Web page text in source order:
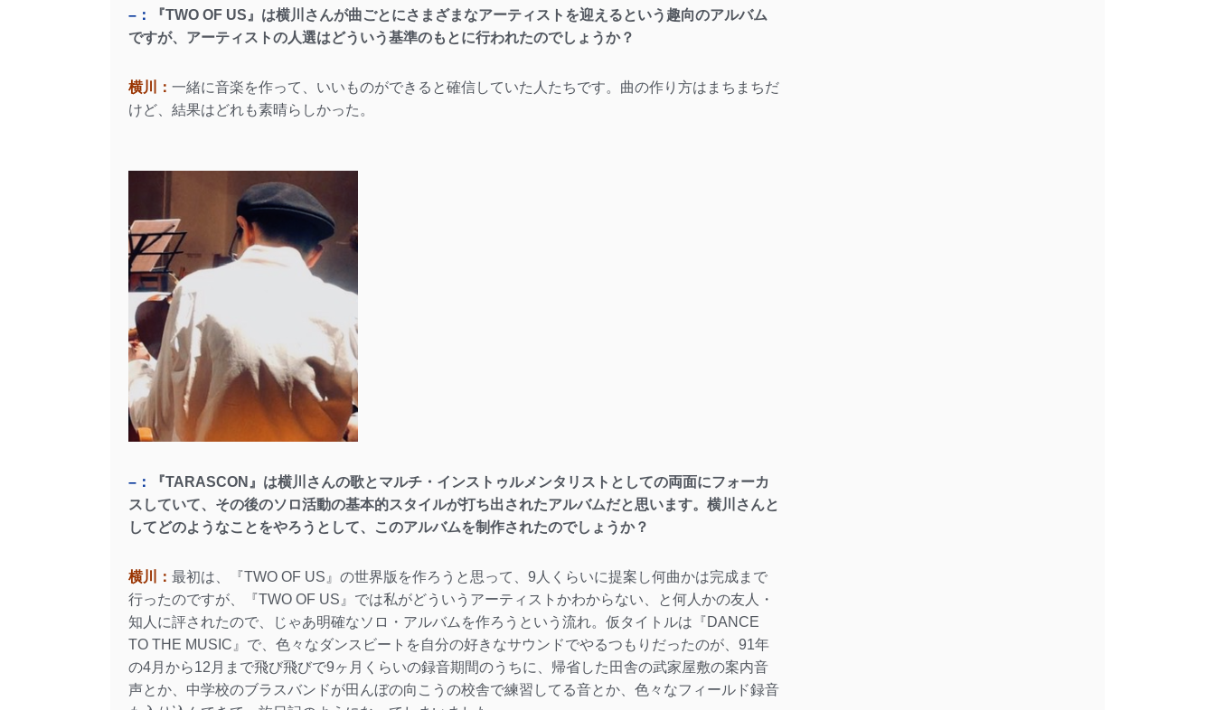
–：
『TWO OF US』は横川さんが曲ごとにさまざまなアーティストを迎えるという趣向のアルバム
ですが、アーティストの人選はどういう基準のもとに行われたのでしょうか？
横川： 一緒に音楽を作って、いいものができると確信していた人たちです。曲の作り方はまちまちだ
けど、結果はどれも素晴らしかった。
–：
『TARASCON』は横川さんの歌とマルチ・インストゥルメンタリストとしての両面にフォーカ
スしていて、その後のソロ活動の基本的スタイルが打ち出されたアルバムだと思います。横川さんと
してどのようなことをやろうとして、このアルバムを制作されたのでしょうか？
横川： 最初は、『TWO OF US』の世界版を作ろうと思って、9人くらいに提案し何曲かは完成まで
行ったのですが、『TWO OF US』では私がどういうアーティストかわからない、と何人かの友人・
知人に評されたので、じゃあ明確なソロ・アルバムを作ろうという流れ。仮タイトルは『DANCE
TO THE MUSIC』で、色々なダンスビートを自分の好きなサウンドでやるつもりだったのが、91年
の4月から12月まで飛び飛びで9ヶ月くらいの録音期間のうちに、帰省した田舎の武家屋敷の案内音
声とか、中学校のブラスバンドが田んぼの向こうの校舎で練習してる音とか、色々なフィールド録音